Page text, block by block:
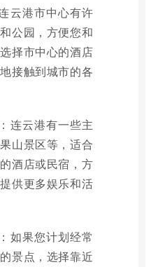
云港市中心有许
公园，方便您和
择市中心的酒店
接触到城市的各
连云港有一些主
山景区等，适合
酒店或民宿，方
供更多娱乐和活
如果您计划经常
景点，选择靠近